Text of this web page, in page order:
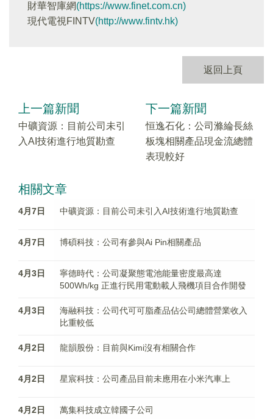
財華智庫網(https://www.finet.com.cn)
現代電視FINTV(http://www.fintv.hk)
返回上頁
上一篇新聞
中礦資源：目前公司未引
入AI技術進行地質勘查
下一篇新聞
恒逸石化：公司滌綸長絲
板塊相關產品現金流總體
表現較好
相關文章
4月7日 中礦資源：目前公司未引入AI技術進行地質勘查
4月7日 博碩科技：公司有參與Ai Pin相關產品
4月3日
寧德時代：公司凝聚態電池能量密度最高達
500Wh/kg 正進行民用電動載人飛機項目合作開發
4月3日
海融科技：公司代可可脂產品佔公司總體營業收入
比重較低
4月2日 龍韻股份：目前與Kimi沒有相關合作
4月2日 星宸科技：公司產品目前未應用在小米汽車上
4月2日 萬集科技成立韓國子公司